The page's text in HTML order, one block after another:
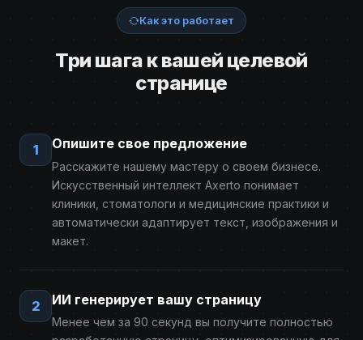
Как это работает
Три шага к вашей целевой
странице
1 Опишите свое предложение
Расскажите нашему мастеру о своем бизнесе.
Искусственный интеллект Axerto понимает
клиники, стоматологи и медицинские практики и
автоматически адаптирует текст, изображения и
макет.
2 ИИ генерирует вашу страницу
Менее чем за 90 секунд вы получите полностью